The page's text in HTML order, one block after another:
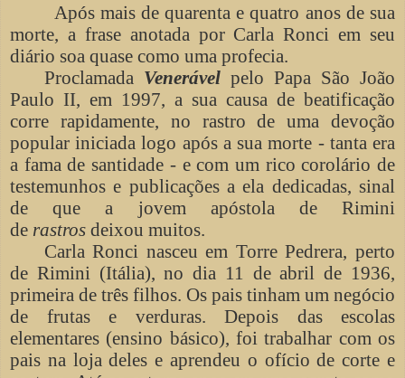
Após mais de quarenta e quatro anos de sua
morte, a frase anotada por Carla Ronci em seu
diário soa quase como uma profecia.
Proclamada Venerávelpelo Papa São João
Paulo II, em 1997, a sua causa de beatificação
corre rapidamente, no rastro de uma devoção
popular iniciada logo após a sua morte - tanta era
a fama de santidade - e com um rico corolário de
testemunhos e publicações a ela dedicadas, sinal
de que a jovem apóstola de Rimini
de rastros deixou muitos.
Carla Ronci nasceu em Torre Pedrera, perto
de Rimini (Itália), no dia 11 de abril de 1936,
primeira de três filhos. Os pais tinham um negócio
de frutas e verduras. Depois das escolas
elementares (ensino básico), foi trabalhar com os
pais na loja deles e aprendeu o ofício de corte e